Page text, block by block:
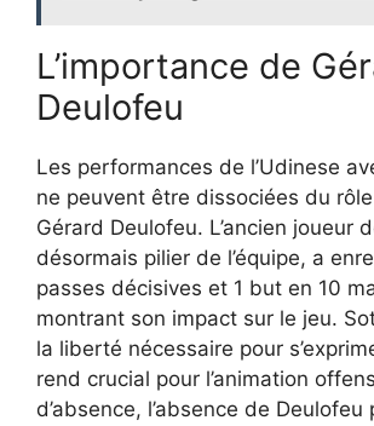
L’importance de
Deulofeu
Les performances de l’Udinese
ne peuvent être dissociées du
Gérard Deulofeu. L’ancien joueur
désormais pilier de l’équipe, a
passes décisives et 1 but en 10
montrant son impact sur le jeu.
la liberté nécessaire pour
rend crucial pour l’animation
d’absence, l’absence de Deulofeu